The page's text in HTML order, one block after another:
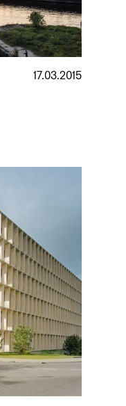
17.03.2015